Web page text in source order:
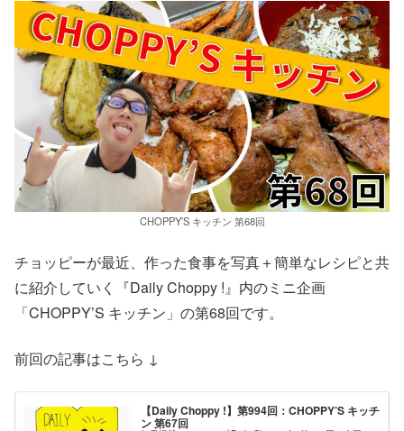
CHOPPY’S キッチン 第68回
チョッピーが最近、作った食事を写真＋簡単なレシピと共
に紹介していく『Daily Choppy !』内のミニ企画
「CHOPPY’S キッチン」の第68回です。
前回の記事はこちら ↓
【Daily Choppy !】第994回：CHOPPY’S キッチ
ン 第67回